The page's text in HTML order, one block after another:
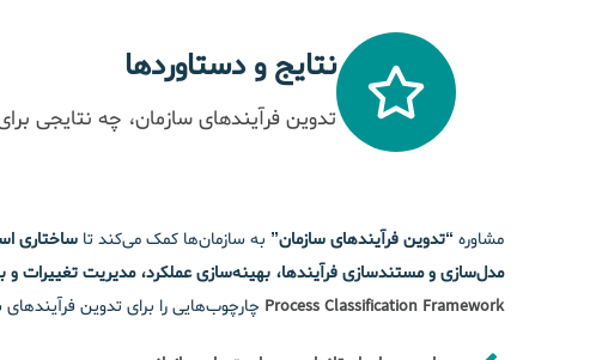
نتایج و دستاوردها
تدوین فرآیندهای سازمان، چه نتایجی
مشاوره “تدوین فرآیندهای سازمان” به سازمان‌ها کمک می‌کند تا ساختاری
مدل‌سازی و مستندسازی فرآیندها، بهینه‌سازی عملکرد، مدیریت تغییرات و
Process Classification Framework چارچوب‌هایی را برای تدوین